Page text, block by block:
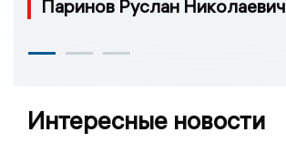
Паринов Руслан Николаевич
Интересные новости